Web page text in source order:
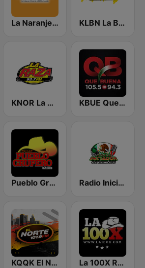
La Naranjera de Sibers KLBN La Buena 101.9 FM
KNOR La Raza 93.7 (US Only) KBUE Que Buena 105.5 / 94.3 FM (US Only)
Pueblo Grupero Radio Radio Iniciador
KQQK El Norte 107.9 / 101.7 FM La 100X Radio